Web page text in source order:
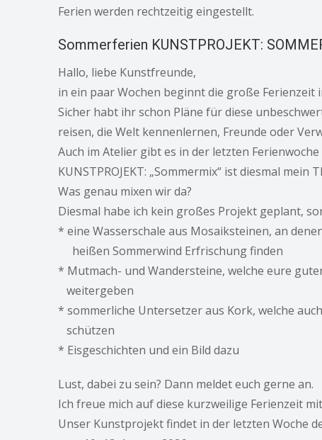
Ferien werden rechtzeitig eingestellt.
Sommerferien KUNSTPROJEKT:
Hallo, liebe Kunstfreunde,
in ein paar Wochen beginnt die große Ferienzeit
Sicher habt ihr schon Pläne für diese
reisen, die Welt kennenlernen, Freunde oder
Auch im Atelier gibt es in der letzten
KUNSTPROJEKT: „Sommermix“ ist diesmal mein
Was genau mixen wir da?
Diesmal habe ich kein großes Projekt geplant,
* eine Wasserschale aus Mosaiksteinen, an
heißen Sommerwind Erfrischung finden
* Mutmach- und Wandersteine, welche eure
weitergeben
* sommerliche Untersetzer aus Kork, welche
schützen
* Eisgeschichten und ein Bild dazu
Lust, dabei zu sein? Dann meldet euch gerne an.
Ich freue mich auf diese kurzweilige Ferienzeit
Unser Kunstprojekt findet in der letzten Woche